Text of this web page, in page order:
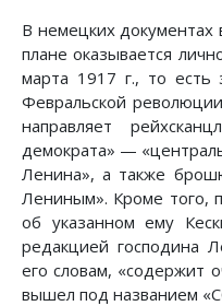
В немецких
плане оказывается
марта 1917 г., то есть
Февральской
направляет
демократа» —
Ленина», а также
Лениным». Кроме того,
об указанном ему
редакцией господина
его словам, «содержит
вышел под названием